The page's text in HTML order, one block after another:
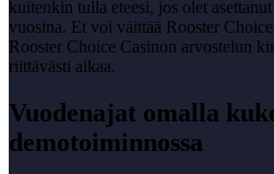
kuitenkin tulla eteesi, jos olet
vuosina. Et voi väittää Rooster
Rooster Choice Casinon arvostelun
riittävästi aikaa.
Vuodenajat omalla
demotoiminnossa